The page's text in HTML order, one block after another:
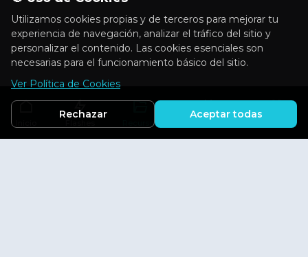
Recursos
Utilizamos cookies propias y de terceros para mejorar tu
experiencia de navegación, analizar el tráfico del sitio y
personalizar el contenido. Las cookies esenciales son
necesarias para el funcionamiento básico del sitio.
Ver Política de Cookies
Rechazar Aceptar todas